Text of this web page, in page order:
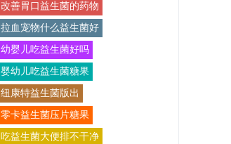
改善胃口益生菌的药物
拉血宠物什么益生菌好
幼婴儿吃益生菌好吗
婴幼儿吃益生菌糖果
纽康特益生菌版出
零卡益生菌压片糖果
吃益生菌大便排不干净